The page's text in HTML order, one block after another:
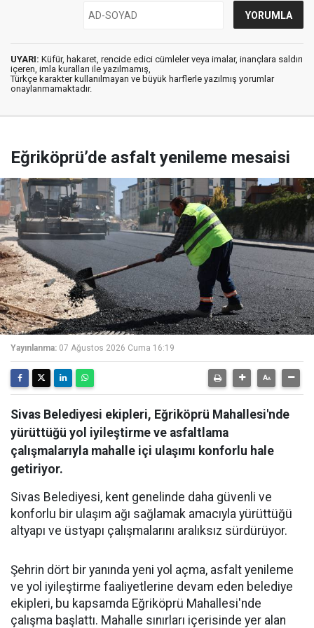
UYARI: Küfür, hakaret, rencide edici cümleler veya imalar, inançlara saldırı
içeren, imla kuralları ile yazılmamış,
Türkçe karakter kullanılmayan ve büyük harflerle yazılmış yorumlar
onaylanmamaktadır.
Eğriköprü’de asfalt yenileme mesaisi
Yayınlanma: 07 Ağustos 2026 Cuma 16:19
Sivas Belediyesi ekipleri, Eğriköprü Mahallesi'nde
yürüttüğü yol iyileştirme ve asfaltlama
çalışmalarıyla mahalle içi ulaşımı konforlu hale
getiriyor.
Sivas Belediyesi, kent genelinde daha güvenli ve
konforlu bir ulaşım ağı sağlamak amacıyla yürüttüğü
altyapı ve üstyapı çalışmalarını aralıksız sürdürüyor.
Şehrin dört bir yanında yeni yol açma, asfalt yenileme
ve yol iyileştirme faaliyetlerine devam eden belediye
ekipleri, bu kapsamda Eğriköprü Mahallesi'nde
çalışma başlattı. Mahalle sınırları içerisinde yer alan